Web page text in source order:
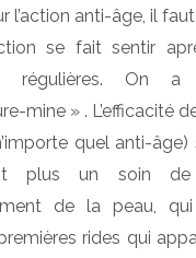
l’action anti-âge, il
se fait sentir
régulières. On a
mine » . L’efficacité
quel anti-
plus un soin de
de la peau,
rides qui